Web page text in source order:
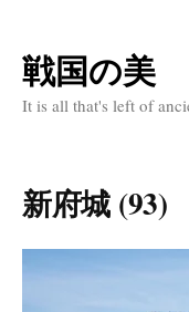
コ
ン
ツ
へ
戦国の美
It is all that's left of
新府城 (93)